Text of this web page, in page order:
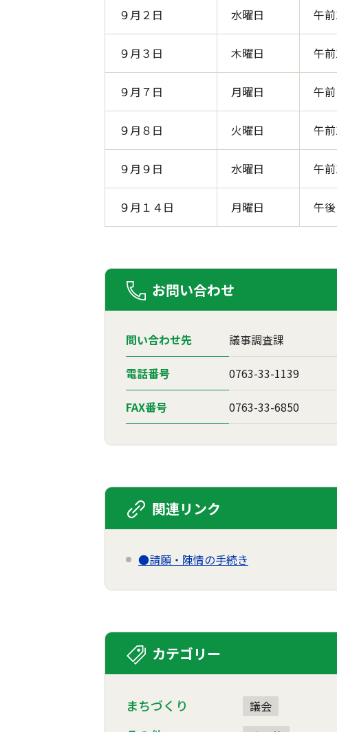
９月２日 水曜日 午
９月３日 木曜日 午
９月７日 月曜日 午
９月８日 火曜日 午
９月９日 水曜日 午
９月１４日 月曜日 午
お問い合わせ
問い合わせ先 議事調査課
電話番号 0763-33-1139
FAX番号 0763-33-6850
関連リンク
●請願・陳情の手続き
カテゴリー
まちづくり 議会